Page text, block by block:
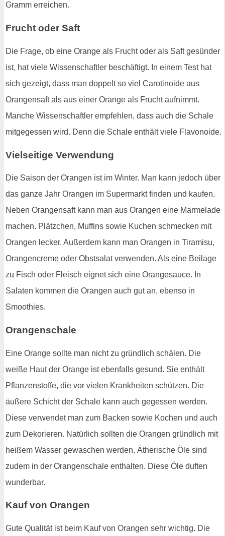
Gramm erreichen.
Frucht oder Saft
Die Frage, ob eine Orange als Frucht oder als Saft gesünder
ist, hat viele Wissenschaftler beschäftigt. In einem Test hat
sich gezeigt, dass man doppelt so viel Carotinoide aus
Orangensaft als aus einer Orange als Frucht aufnimmt.
Manche Wissenschaftler empfehlen, dass auch die Schale
mitgegessen wird. Denn die Schale enthält viele Flavonoide.
Vielseitige Verwendung
Die Saison der Orangen ist im Winter. Man kann jedoch über
das ganze Jahr Orangen im Supermarkt finden und kaufen.
Neben Orangensaft kann man aus Orangen eine Marmelade
machen. Plätzchen, Muffins sowie Kuchen schmecken mit
Orangen lecker. Außerdem kann man Orangen in Tiramisu,
Orangencreme oder Obstsalat verwenden. Als eine Beilage
zu Fisch oder Fleisch eignet sich eine Orangesauce. In
Salaten kommen die Orangen auch gut an, ebenso in
Smoothies.
Orangenschale
Eine Orange sollte man nicht zu gründlich schälen. Die
weiße Haut der Orange ist ebenfalls gesund. Sie enthält
Pflanzenstoffe, die vor vielen Krankheiten schützen. Die
äußere Schicht der Schale kann auch gegessen werden.
Diese verwendet man zum Backen sowie Kochen und auch
zum Dekorieren. Natürlich sollten die Orangen gründlich mit
heißem Wasser gewaschen werden. Ätherische Öle sind
zudem in der Orangenschale enthalten. Diese Öle duften
wunderbar.
Kauf von Orangen
Gute Qualität ist beim Kauf von Orangen sehr wichtig. Die